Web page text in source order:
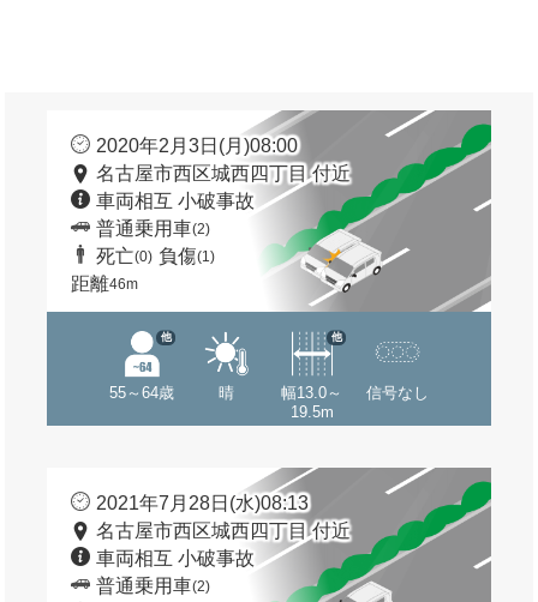
2020年2月3日(月)08:00
名古屋市西区城西四丁目 付近
車両相互 小破事故
普通乗用車(2)
死亡(0) 負傷(1)
距離46m
55～64歳
他
晴
幅13.0～
19.5m
他
信号なし
2021年7月28日(水)08:13
名古屋市西区城西四丁目 付近
車両相互 小破事故
普通乗用車(2)